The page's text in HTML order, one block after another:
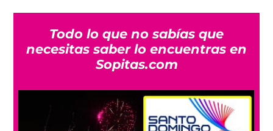
Todo lo que no sabías que
necesitas saber lo encuentras en
Sopitas.com